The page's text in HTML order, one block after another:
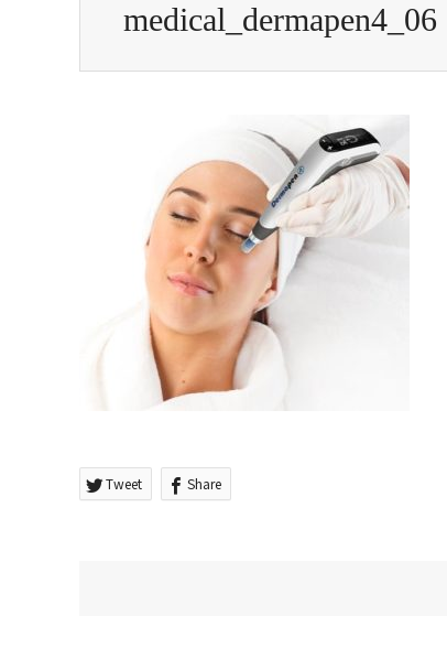
medical_dermapen4_06
Tweet Share